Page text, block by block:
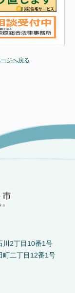
ジへ戻る
2丁目10番1号
二丁目12番1号